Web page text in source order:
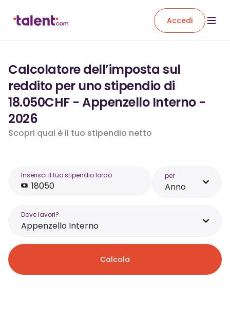
Accedi
Calcolatore dell’imposta sul
reddito per uno stipendio di
18.050CHF - Appenzello Interno -
2026
Scopri qual è il tuo stipendio netto
Inserisci il tuo stipendio lordo per
Anno
Dove lavori?
Appenzello Interno
Calcola